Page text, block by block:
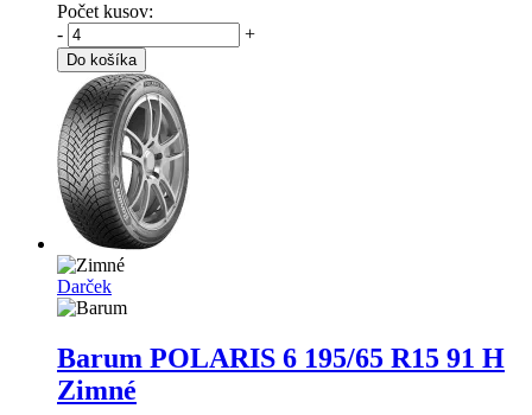
Počet kusov:
-
+
Do košíka
Darček
Barum POLARIS 6 195/65 R15 91 H
Zimné